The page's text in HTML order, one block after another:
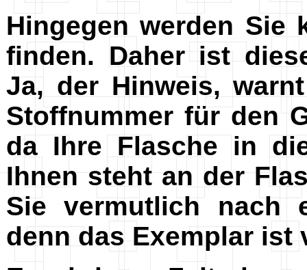
Hingegen werden Sie
finden. Daher ist
Ja, der Hinweis,
Stoffnummer für den
da Ihre Flasche in
Ihnen steht an der
Sie vermutlich nach
denn das Exemplar ist